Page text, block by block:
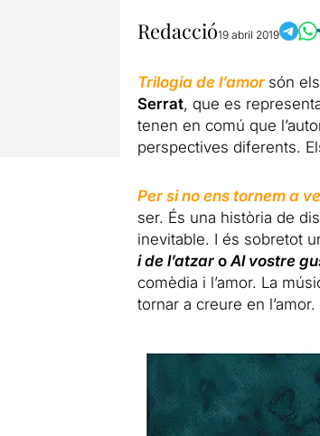
Redacció19 abril 2019
Trilogia de l’amor són
Serrat, que es
tenen en comú que
perspectives diferents.
Per si no ens tornem a
ser. És una història de
inevitable. I és sobretot
i de l’atzaroAl vostre
comèdia i l’amor. La
tornar a creure en l’amor.